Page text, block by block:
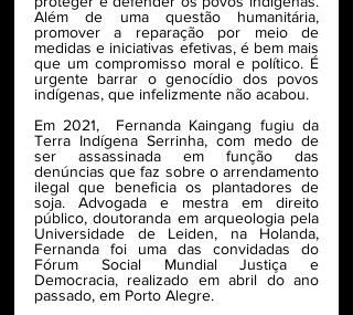
Além de uma questão humanitária,
promover a reparação por meio de
medidas e iniciativas efetivas, é bem mais
que um compromisso moral e político. É
urgente barrar o genocídio dos povos
indígenas, que infelizmente não acabou.
Em 2021,  Fernanda Kaingang fugiu da
Terra Indígena Serrinha, com medo de
ser assassinada em função das
denúncias que faz sobre o arrendamento
ilegal que beneficia os plantadores de
soja. Advogada e mestra em direito
público, doutoranda em arqueologia pela
Universidade de Leiden, na Holanda,
Fernanda foi uma das convidadas do
Fórum Social Mundial Justiça e
Democracia, realizado em abril do ano
passado, em Porto Alegre.